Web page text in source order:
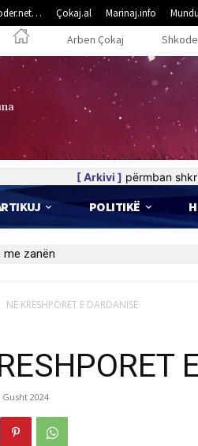
Çokaj.al Marinaj.info
Arben Çokaj
[ Arkivi ] përmban
POLITIKË
me zanën
NË KRESHPORET E DARDANISË
Gusht 2024